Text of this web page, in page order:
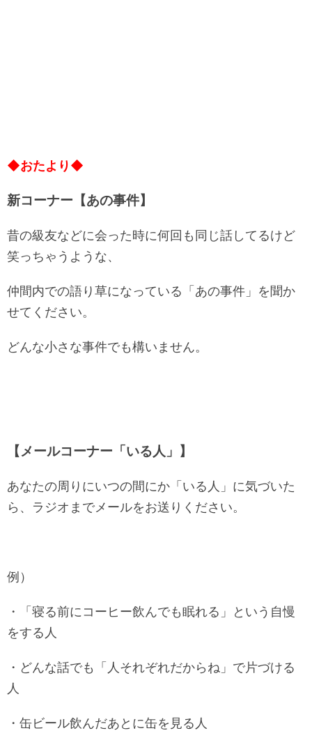
◆おたより◆
新コーナー【あの事件】
昔の級友などに会った時に何回も同じ話してるけど
笑っちゃうような、
仲間内での語り草になっている「あの事件」を聞か
せてください。
どんな小さな事件でも構いません。
【メールコーナー「いる人」】
あなたの周りにいつの間にか「いる人」に気づいた
ら、ラジオまでメールをお送りください。
例）
・「寝る前にコーヒー飲んでも眠れる」という自慢
をする人
・どんな話でも「人それぞれだからね」で片づける
人
・缶ビール飲んだあとに缶を見る人